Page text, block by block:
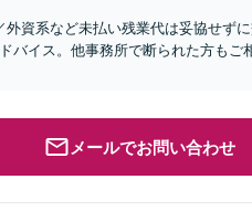
資系など未払い残業代は妥協せずに
バイス。他事務所で断られた方もご
メールでお問い合わせ